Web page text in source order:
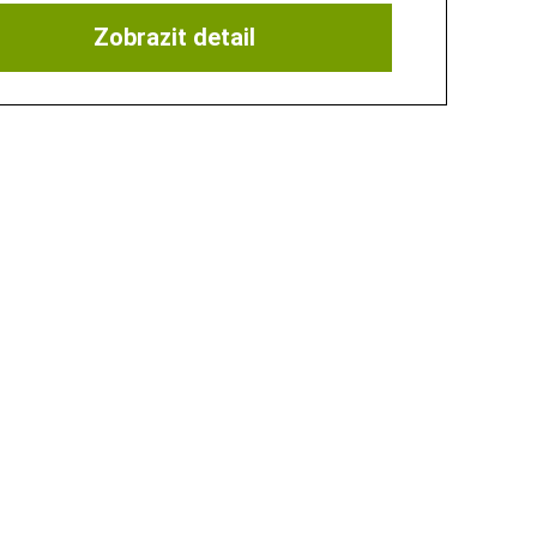
Zobrazit detail